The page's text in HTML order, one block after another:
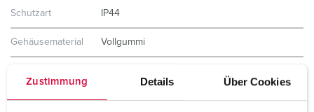
Zustimmung Details Über Cookies
Schutzart IP44
Gehäusematerial Vollgummi
Höhe 445 mm